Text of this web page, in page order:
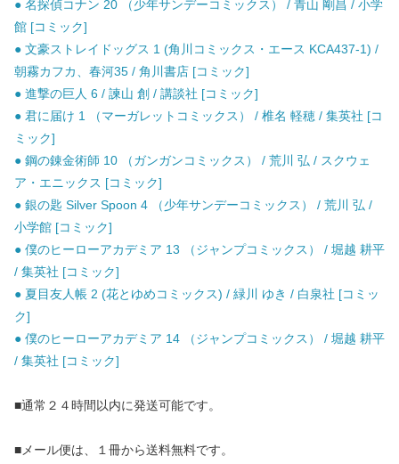
● 名探偵コナン 20 （少年サンデーコミックス） / 青山 剛昌 / 小学
館 [コミック]
● 文豪ストレイドッグス 1 (角川コミックス・エース KCA437-1) /
朝霧カフカ、春河35 / 角川書店 [コミック]
● 進撃の巨人 6 / 諫山 創 / 講談社 [コミック]
● 君に届け 1 （マーガレットコミックス） / 椎名 軽穂 / 集英社 [コ
ミック]
● 鋼の錬金術師 10 （ガンガンコミックス） / 荒川 弘 / スクウェ
ア・エニックス [コミック]
● 銀の匙 Silver Spoon 4 （少年サンデーコミックス） / 荒川 弘 /
小学館 [コミック]
● 僕のヒーローアカデミア 13 （ジャンプコミックス） / 堀越 耕平
/ 集英社 [コミック]
● 夏目友人帳 2 (花とゆめコミックス) / 緑川 ゆき / 白泉社 [コミッ
ク]
● 僕のヒーローアカデミア 14 （ジャンプコミックス） / 堀越 耕平
/ 集英社 [コミック]
■通常２４時間以内に発送可能です。
■メール便は、１冊から送料無料です。